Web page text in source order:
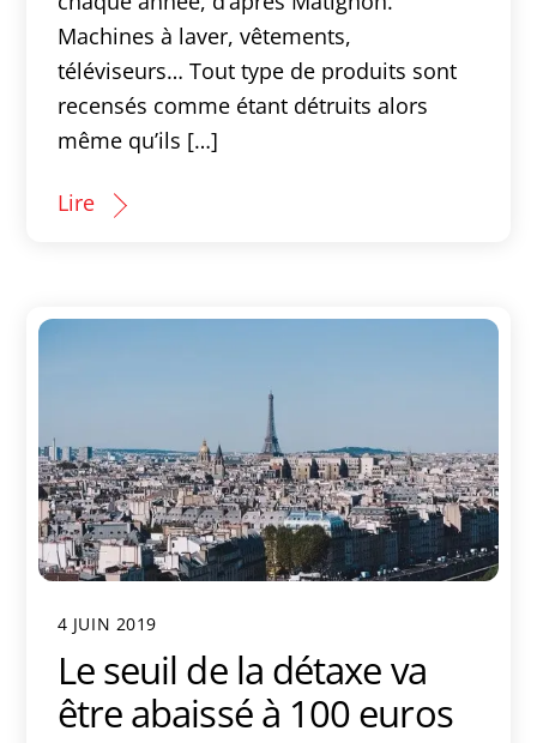
Machines à laver, vêtements,
téléviseurs… Tout type de produits sont
recensés comme étant détruits alors
même qu’ils […]
Lire
4 JUIN 2019
Le seuil de la détaxe va
être abaissé à 100 euros